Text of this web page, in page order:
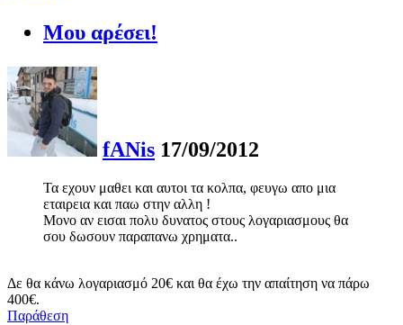
Μου αρέσει!
fANis 17/09/2012
Τα εχουν μαθει και αυτοι τα κολπα, φευγω απο μια
εταιρεια και παω στην αλλη !
Μονο αν εισαι πολυ δυνατος στους λογαριασμους θα
σου δωσουν παραπανω χρηματα..
Δε θα κάνω λογαριασμό 20€ και θα έχω την απαίτηση να πάρω
400€.
Παράθεση